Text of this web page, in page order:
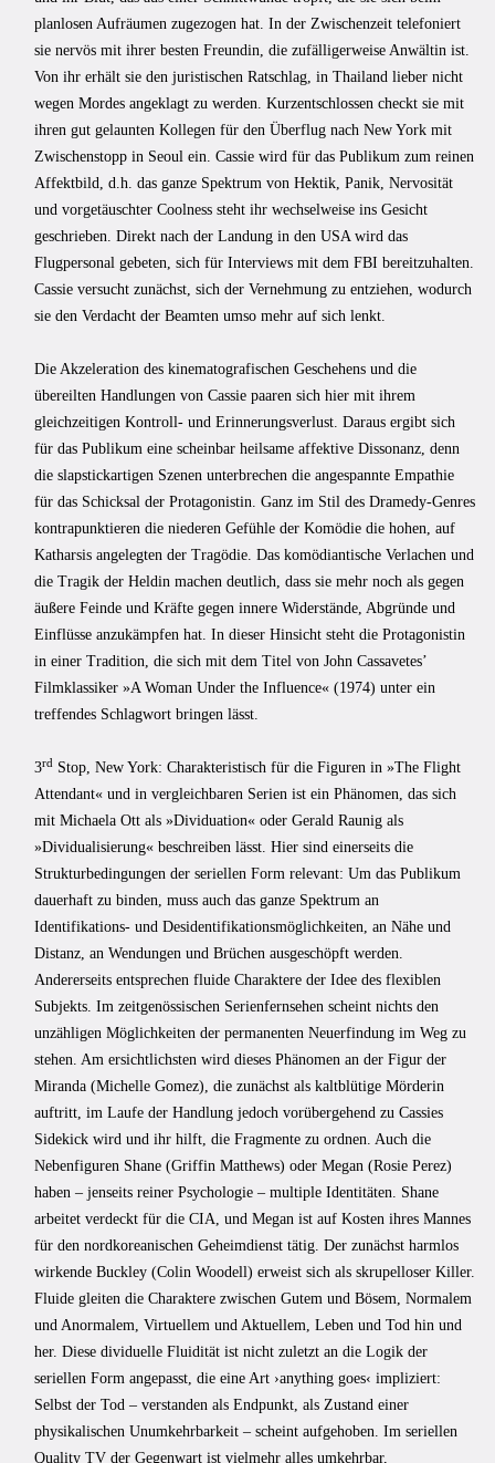
planlosen Aufräumen zugezogen hat. In der Zwischenzeit telefoniert
sie nervös mit ihrer besten Freundin, die zufälligerweise Anwältin ist.
Von ihr erhält sie den juristischen Ratschlag, in Thailand lieber nicht
wegen Mordes angeklagt zu werden. Kurzentschlossen checkt sie mit
ihren gut gelaunten Kollegen für den Überflug nach New York mit
Zwischenstopp in Seoul ein. Cassie wird für das Publikum zum reinen
Affektbild, d.h. das ganze Spektrum von Hektik, Panik, Nervosität
und vorgetäuschter Coolness steht ihr wechselweise ins Gesicht
geschrieben. Direkt nach der Landung in den USA wird das
Flugpersonal gebeten, sich für Interviews mit dem FBI bereitzuhalten.
Cassie versucht zunächst, sich der Vernehmung zu entziehen, wodurch
sie den Verdacht der Beamten umso mehr auf sich lenkt.
Die Akzeleration des kinematografischen Geschehens und die
übereilten Handlungen von Cassie paaren sich hier mit ihrem
gleichzeitigen Kontroll- und Erinnerungsverlust. Daraus ergibt sich
für das Publikum eine scheinbar heilsame affektive Dissonanz, denn
die slapstickartigen Szenen unterbrechen die angespannte Empathie
für das Schicksal der Protagonistin. Ganz im Stil des Dramedy-Genres
kontrapunktieren die niederen Gefühle der Komödie die hohen, auf
Katharsis angelegten der Tragödie. Das komödiantische Verlachen und
die Tragik der Heldin machen deutlich, dass sie mehr noch als gegen
äußere Feinde und Kräfte gegen innere Widerstände, Abgründe und
Einflüsse anzukämpfen hat. In dieser Hinsicht steht die Protagonistin
in einer Tradition, die sich mit dem Titel von John Cassavetes’
Filmklassiker »A Woman Under the Influence« (1974) unter ein
treffendes Schlagwort bringen lässt.
3rd
Stop, New York: Charakteristisch für die Figuren in »The Flight
Attendant« und in vergleichbaren Serien ist ein Phänomen, das sich
mit Michaela Ott als »Dividuation« oder Gerald Raunig als
»Dividualisierung« beschreiben lässt. Hier sind einerseits die
Strukturbedingungen der seriellen Form relevant: Um das Publikum
dauerhaft zu binden, muss auch das ganze Spektrum an
Identifikations- und Desidentifikationsmöglichkeiten, an Nähe und
Distanz, an Wendungen und Brüchen ausgeschöpft werden.
Andererseits entsprechen fluide Charaktere der Idee des flexiblen
Subjekts. Im zeitgenössischen Serienfernsehen scheint nichts den
unzähligen Möglichkeiten der permanenten Neuerfindung im Weg zu
stehen. Am ersichtlichsten wird dieses Phänomen an der Figur der
Miranda (Michelle Gomez), die zunächst als kaltblütige Mörderin
auftritt, im Laufe der Handlung jedoch vorübergehend zu Cassies
Sidekick wird und ihr hilft, die Fragmente zu ordnen. Auch die
Nebenfiguren Shane (Griffin Matthews) oder Megan (Rosie Perez)
haben – jenseits reiner Psychologie – multiple Identitäten. Shane
arbeitet verdeckt für die CIA, und Megan ist auf Kosten ihres Mannes
für den nordkoreanischen Geheimdienst tätig. Der zunächst harmlos
wirkende Buckley (Colin Woodell) erweist sich als skrupelloser Killer.
Fluide gleiten die Charaktere zwischen Gutem und Bösem, Normalem
und Anormalem, Virtuellem und Aktuellem, Leben und Tod hin und
her. Diese dividuelle Fluidität ist nicht zuletzt an die Logik der
seriellen Form angepasst, die eine Art ›anything goes‹ impliziert:
Selbst der Tod – verstanden als Endpunkt, als Zustand einer
physikalischen Unumkehrbarkeit – scheint aufgehoben. Im seriellen
Quality TV der Gegenwart ist vielmehr alles umkehrbar,